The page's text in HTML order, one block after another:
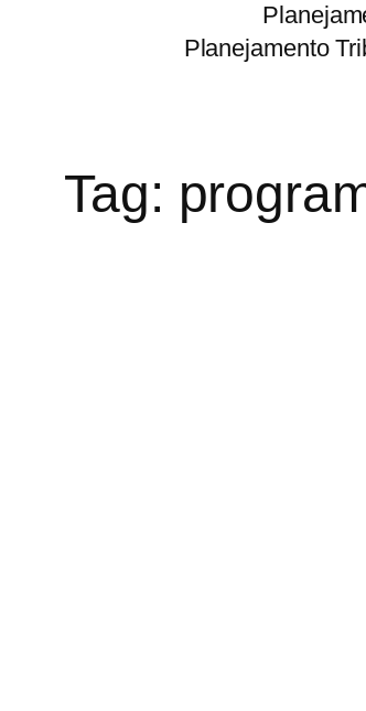
Planejamento
Tag: